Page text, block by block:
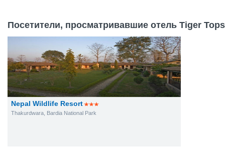
Посетители, просматривавшие отель Tiger
Nepal Wildlife Resort
Thakurdwara, Bardia National Park